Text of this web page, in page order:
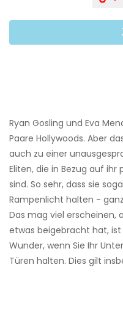
Ryan Gosling und Eva
Paare Hollywoods. Aber
auch zu einer
Eliten, die in Bezug auf
sind. So sehr, dass sie
Rampenlicht halten -
Das mag viel erscheinen,
etwas beigebracht hat,
Wunder, wenn Sie Ihr
Türen halten. Dies gilt